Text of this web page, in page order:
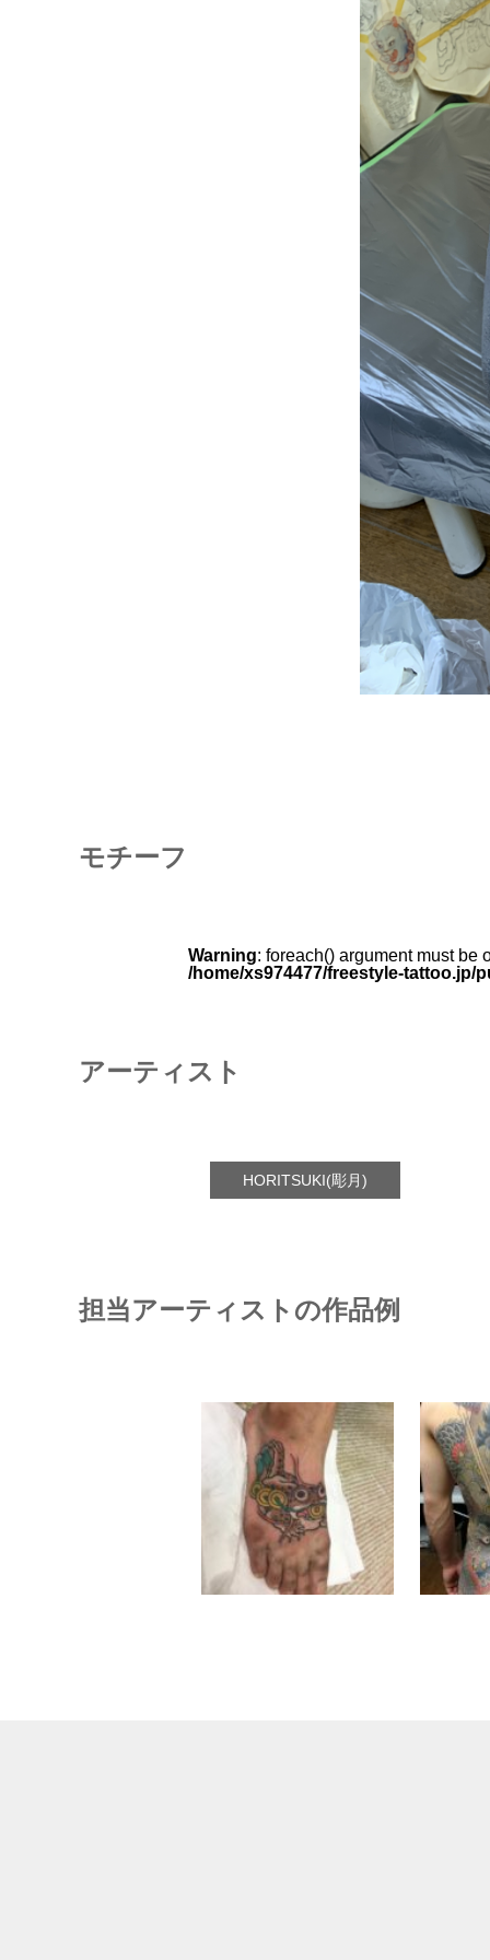
モチーフ
Warning: foreach() argument must be
/home/xs974477/freestyle-
アーティスト
HORITSUKI(彫月)
担当アーティストの作品例